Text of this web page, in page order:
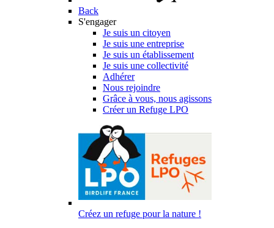
Back
S'engager
Je suis un citoyen
Je suis une entreprise
Je suis un établissement
Je suis une collectivité
Adhérer
Nous rejoindre
Grâce à vous, nous agissons
Créer un Refuge LPO
Créez un refuge pour la nature !